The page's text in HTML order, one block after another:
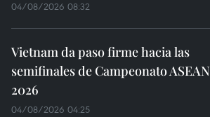
04/08/2026 08:32
Vietnam da paso firme hacia las
semifinales de Campeonato ASEAN
2026
04/08/2026 04:25